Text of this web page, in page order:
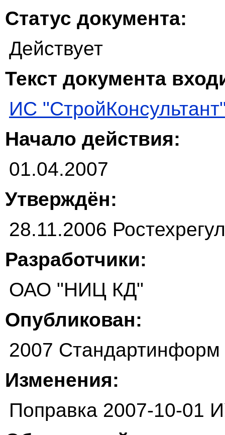
Статус документа:
Действует
Текст документа
ИС
Начало действия:
01.04.2007
Утверждён:
28.11.2006
Разработчики:
ОАО "НИЦ КД"
Опубликован:
2007 Стандартинформ
Изменения:
Поправка 2007-10-01